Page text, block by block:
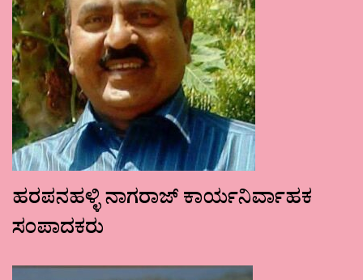
ಹರಪನಹಳ್ಳಿ ನಾಗರಾಜ್ ಕಾರ್ಯನಿರ್ವಾಹಕ
ಸಂಪಾದಕರು